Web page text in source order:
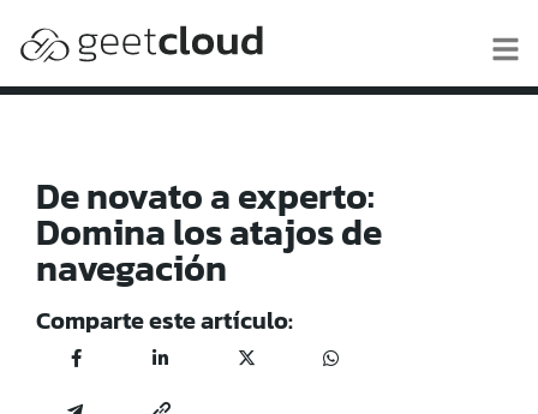
De novato a experto:
Domina los atajos de
navegación
Comparte este artículo: